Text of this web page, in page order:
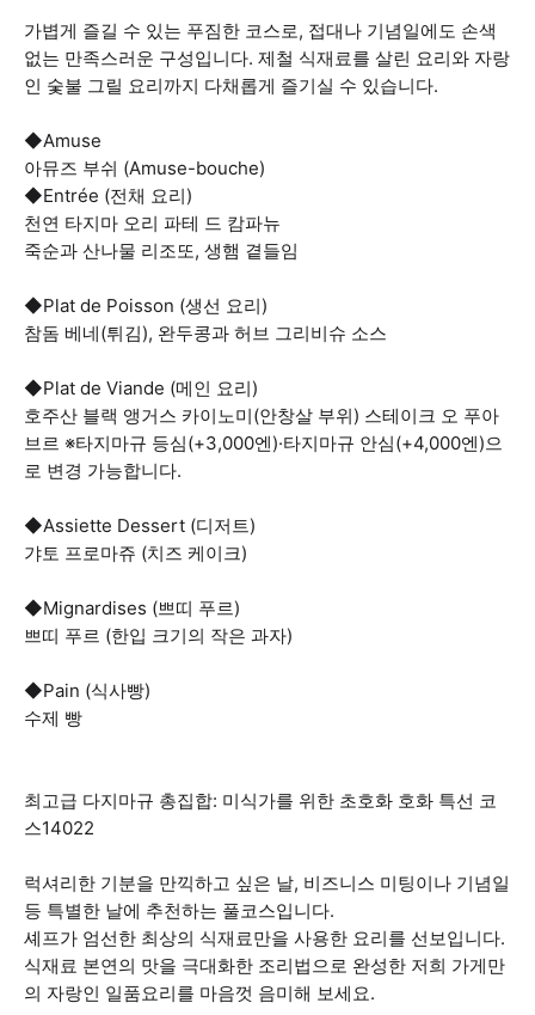
가볍게 즐길 수 있는 푸짐한 코스로, 접대나 기념일에도 손색
없는 만족스러운 구성입니다. 제철 식재료를 살린 요리와 자랑
인 숯불 그릴 요리까지 다채롭게 즐기실 수 있습니다.
◆Amuse
아뮤즈 부쉬 (Amuse-bouche)
◆Entrée (전채 요리)
천연 타지마 오리 파테 드 캄파뉴
죽순과 산나물 리조또, 생햄 곁들임
◆Plat de Poisson (생선 요리)
참돔 베네(튀김), 완두콩과 허브 그리비슈 소스
◆Plat de Viande (메인 요리)
호주산 블랙 앵거스 카이노미(안창살 부위) 스테이크 오 푸아
브르 ※타지마규 등심(+3,000엔)·타지마규 안심(+4,000엔)으
로 변경 가능합니다.
◆Assiette Dessert (디저트)
갸토 프로마쥬 (치즈 케이크)
◆Mignardises (쁘띠 푸르)
쁘띠 푸르 (한입 크기의 작은 과자)
◆Pain (식사빵)
수제 빵
최고급 다지마규 총집합: 미식가를 위한 초호화 호화 특선 코
스14022
럭셔리한 기분을 만끽하고 싶은 날, 비즈니스 미팅이나 기념일
등 특별한 날에 추천하는 풀코스입니다.
셰프가 엄선한 최상의 식재료만을 사용한 요리를 선보입니다.
식재료 본연의 맛을 극대화한 조리법으로 완성한 저희 가게만
의 자랑인 일품요리를 마음껏 음미해 보세요.